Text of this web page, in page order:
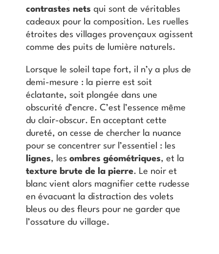
contrastes nets qui sont de véritables
cadeaux pour la composition. Les ruelles
étroites des villages provençaux agissent
comme des puits de lumière naturels.
Lorsque le soleil tape fort, il n’y a plus de
demi-mesure : la pierre est soit
éclatante, soit plongée dans une
obscurité d’encre. C’est l’essence même
du clair-obscur. En acceptant cette
dureté, on cesse de chercher la nuance
pour se concentrer sur l’essentiel : les
lignes, les ombres géométriques, et la
texture brute de la pierre. Le noir et
blanc vient alors magnifier cette rudesse
en évacuant la distraction des volets
bleus ou des fleurs pour ne garder que
l’ossature du village.